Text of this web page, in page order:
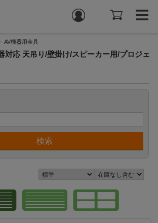
AV機器用金具
対応 天吊り/壁掛け/スピーカー用/プロジェ